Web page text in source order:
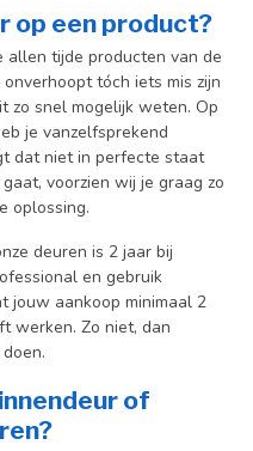
op een product?
tijde producten van de
tóch iets mis zijn
zo snel mogelijk weten. Op
je vanzelfsprekend
dat niet in perfecte staat
voorzien wij je graag zo
oplossing.
deuren is 2 jaar bij
en gebruik
jouw aankoop minimaal 2
werken. Zo niet, dan
of